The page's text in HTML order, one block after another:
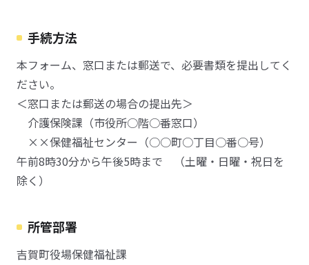
手続方法
本フォーム、窓口または郵送で、必要書類を提出してく
ださい。
＜窓口または郵送の場合の提出先＞
介護保険課（市役所○階○番窓口）
××保健福祉センター（○○町○丁目○番○号）
午前8時30分から午後5時まで （土曜・日曜・祝日を
除く）
所管部署
吉賀町役場保健福祉課